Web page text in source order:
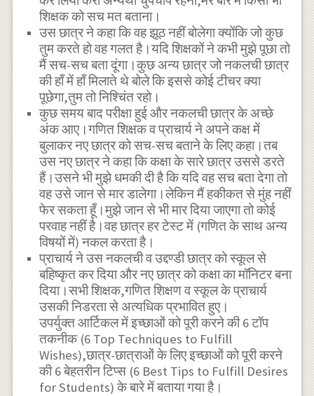
शिक्षक को सच मत बताना।
उस छात्र ने कहा कि वह झूठ नहीं बोलेगा क्योंकि जो कुछ
तुम करते हो वह गलत है।यदि शिक्षकों ने कभी मुझे पूछा तो
मैं सच-सच बता दूंगा।कुछ अन्य छात्र जो नकलची छात्र
की हाँ में हाँ मिलाते थे बोले कि इससे कोई टीचर क्या
पूछेगा,तुम तो निश्चिंत रहो।
कुछ समय बाद परीक्षा हुई और नकलची छात्र के अच्छे
अंक आए।गणित शिक्षक व प्राचार्य ने अपने कक्ष में
बुलाकर नए छात्र को सच-सच बताने के लिए कहा।तब
उस नए छात्र ने कहा कि कक्षा के सारे छात्र उससे डरते
हैं।उसने भी मुझे धमकी दी है कि यदि वह सच बता देगा तो
वह उसे जान से मार डालेगा।लेकिन मैं हकीकत से मुंह नहीं
फेर सकता हूँ।मुझे जान से भी मार दिया जाएगा तो कोई
परवाह नहीं है।वह छात्र हर टेस्ट में (गणित के साथ अन्य
विषयों में) नकल करता है।
प्राचार्य ने उस नकलची व उद्दण्डी छात्र को स्कूल से
बहिष्कृत कर दिया और नए छात्र को कक्षा का मॉनिटर बना
दिया।सभी शिक्षक,गणित शिक्षण व स्कूल के प्राचार्य
उसकी निडरता से अत्यधिक प्रभावित हुए।
उपर्युक्त आर्टिकल में इच्छाओं को पूरी करने की 6 टॉप
तकनीक (6 Top Techniques to Fulfill
Wishes),छात्र-छात्राओं के लिए इच्छाओं को पूरी करने
की 6 बेहतरीन टिप्स (6 Best Tips to Fulfill Desires
for Students) के बारे में बताया गया है।